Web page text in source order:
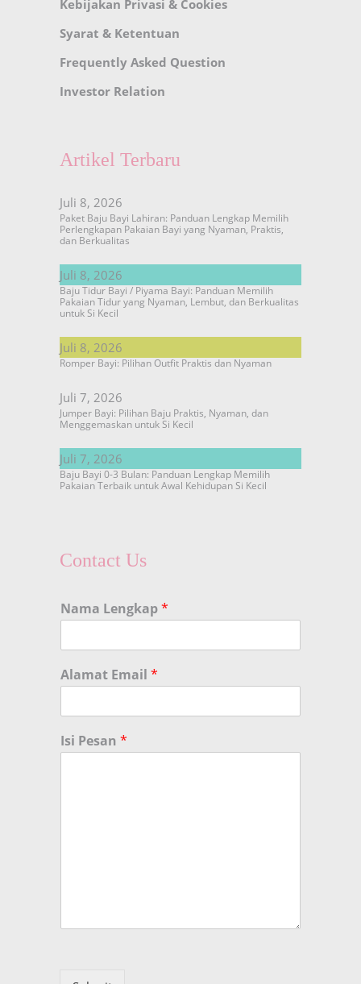
Kebijakan Privasi & Cookies
Syarat & Ketentuan
Frequently Asked Question
Investor Relation
Artikel Terbaru
Juli 8, 2026
Paket Baju Bayi Lahiran: Panduan Lengkap Memilih
Perlengkapan Pakaian Bayi yang Nyaman, Praktis,
dan Berkualitas
Juli 8, 2026
Baju Tidur Bayi / Piyama Bayi: Panduan Memilih
Pakaian Tidur yang Nyaman, Lembut, dan Berkualitas
untuk Si Kecil
Juli 8, 2026
Romper Bayi: Pilihan Outfit Praktis dan Nyaman
Juli 7, 2026
Jumper Bayi: Pilihan Baju Praktis, Nyaman, dan
Menggemaskan untuk Si Kecil
Juli 7, 2026
Baju Bayi 0-3 Bulan: Panduan Lengkap Memilih
Pakaian Terbaik untuk Awal Kehidupan Si Kecil
Contact Us
Nama Lengkap*
Alamat Email *
Isi Pesan *